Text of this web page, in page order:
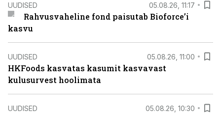
UUDISED 05.08.26, 11:17
Rahvusvaheline fond paisutab Bioforce’i
kasvu
UUDISED 05.08.26, 11:00
HKFoods kasvatas kasumit kasvavast
kulusurvest hoolimata
UUDISED 05.08.26, 10:30